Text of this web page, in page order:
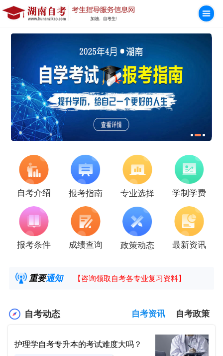
自考介绍 报考指南 专业选择 学制学费
报考条件 成绩查询 政策动态 最新资讯
重要通知
2025年4月湖南自考课程安排及教材目录已
【咨询领取自考各专业复习资料】
自考动态 自考资讯 自考政策
护理学自考专升本的考试难度大吗？